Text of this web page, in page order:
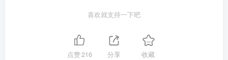
喜欢就支持一下吧
点赞216 分享 收藏